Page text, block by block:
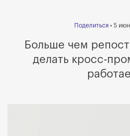
Поделиться • 5
Больше чем
делать кросс-